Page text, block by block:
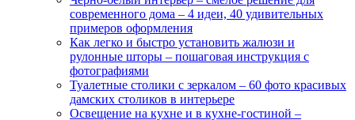
современного дома – 4 идеи, 40 удивительных
примеров оформления
Как легко и быстро установить жалюзи и
рулонные шторы – пошаговая инструкция с
фотографиями
Туалетные столики с зеркалом – 60 фото красивых
дамских столиков в интерьере
Освещение на кухне и в кухне-гостиной –